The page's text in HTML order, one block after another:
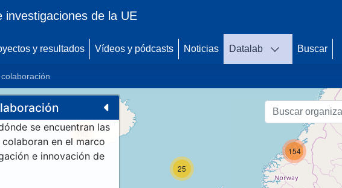
investigaciones de la UE
y resultados Vídeos y pódcasts Noticias Datalab Buscar
se encuentran las
en el marco
e innovación de
25
192
154